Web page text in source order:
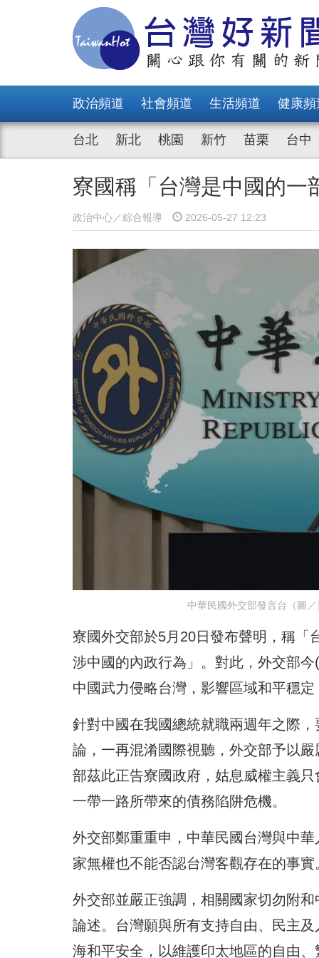
政治頻道 社會頻道 生活頻道 健康頻
台北 新北 桃園 新竹 苗栗 台中
寮國稱「台灣是中國的
政治中心／綜合報導 2026-05-27 12:23
中華民國外交部發言台（圖
寮國外交部於5月20日發布聲明，稱「
涉中國的內政行為」。對此，外交部
中國武力侵略台灣，影響區域和平穩定
針對中國在我國總統就職兩週年之際
論，一再混淆國際視聽，外交部予以
部茲此正告寮國政府，姑息威權主義
一帶一路所帶來的債務陷阱危機。
外交部鄭重重申，中華民國台灣與中
家無權也不能否認台灣客觀存在的事實
外交部並嚴正強調，相關國家切勿附
論述。台灣願與所有支持自由、民主
海和平安全，以維護印太地區的自由、